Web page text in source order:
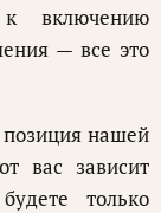
к включению
— все это
нашей
вас зависит
только